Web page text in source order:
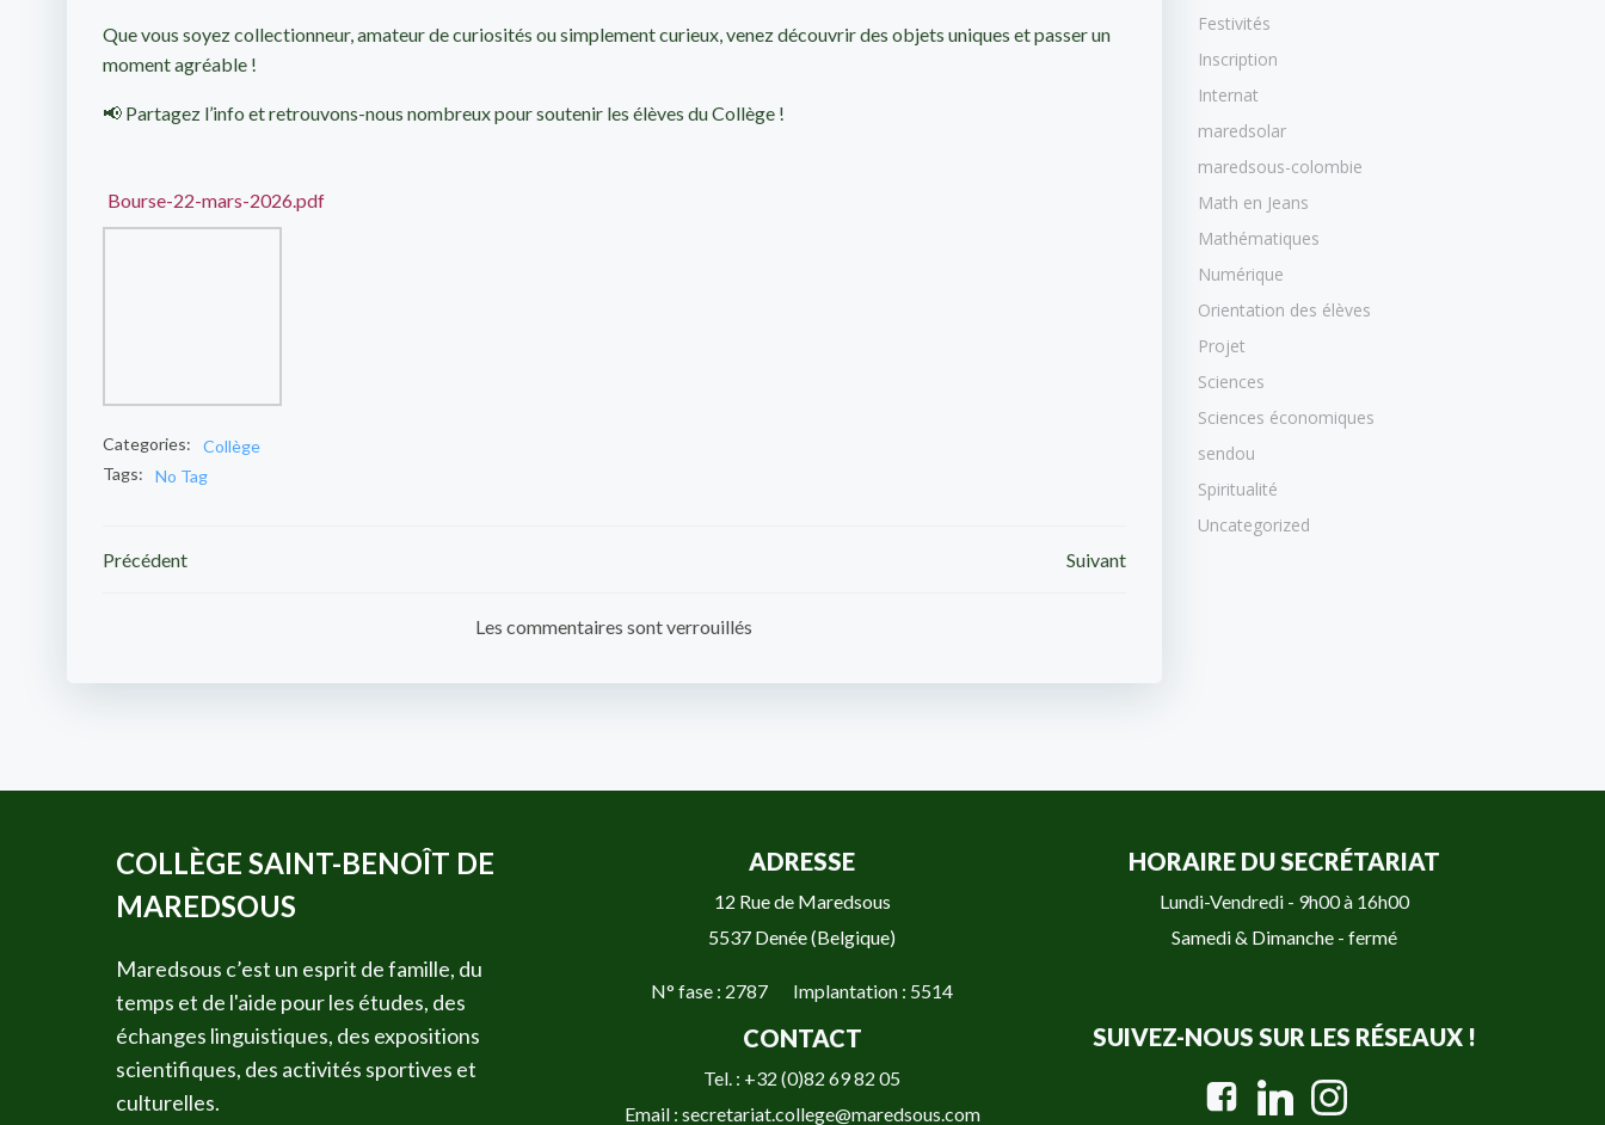
Que vous soyez collectionneur, amateur de curiosités ou simplement curieux, venez découvrir des objets uniques et passer un
moment agréable !
📢 Partagez l’info et retrouvons-nous nombreux pour soutenir les élèves du Collège !
Bourse-22-mars-2026.pdf
Categories:
Collège
Tags:
No Tag
Post
Précédent
navigation
Suivant
Les commentaires sont verrouillés
Festivités
Inscription
Internat
maredsolar
maredsous-colombie
Math en Jeans
Mathématiques
Numérique
Orientation des élèves
Projet
Sciences
Sciences économiques
sendou
Spiritualité
Uncategorized
COLLÈGE SAINT-BENOÎT DE
MAREDSOUS
Maredsous c’est un esprit de famille, du
temps et de l'aide pour les études, des
échanges linguistiques, des expositions
scientifiques, des activités sportives et
culturelles.
ADRESSE
12 Rue de Maredsous
5537 Denée (Belgique)
N° fase : 2787 Implantation : 5514
CONTACT
Tel. : +32 (0)82 69 82 05
Email : secretariat.college@maredsous.com
HORAIRE DU SECRÉTARIAT
Lundi-Vendredi - 9h00 à 16h00
Samedi & Dimanche - fermé
SUIVEZ-NOUS SUR LES RÉSEAUX !